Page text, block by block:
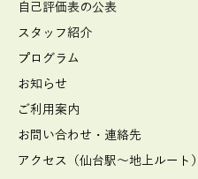
自己評価表の公表
スタッフ紹介
プログラム
お知らせ
ご利用案内
お問い合わせ・連絡先
アクセス（仙台駅～地上ルート）